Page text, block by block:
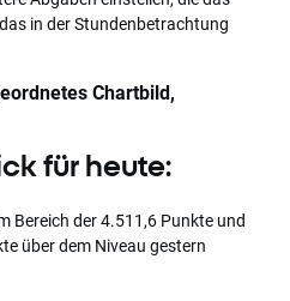
in der Stundenbetrachtung
Chartbild,
für heute:
Bereich der 4.511,6 Punkte und
über dem Niveau gestern